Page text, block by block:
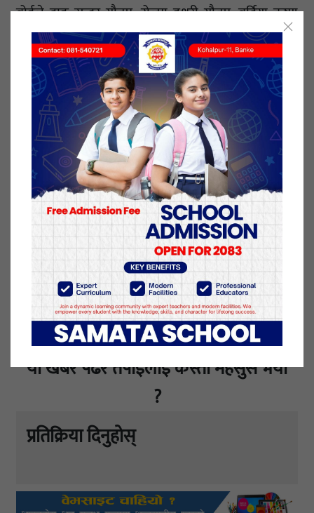
बोर्डले दाङ सुन्दर गौतम, रोल्पा इश्वरी गौतम, बर्दिया कृष्ण
भट्टराइ ,रुपन्देही गणेश बेल्वासे ,लुम्बिनी मिथुन श्रेष्ठ
,अर्घाखाची पदम ब खत्री ,रुकुम भरत पुन, गुल्मी नवराज
भूसाल ,नवलपरासी लक्ष्मी कार्की लाई आन्तरिक पर्यटन
पुनस्थापन समिति लुम्बिनी पदेश समितिमा छनोट गरिएको छ
आन्तरिक पर्यटन प्रवर्दन मा विशेष योगदान गर्ने १२ जना लाई
बोर्डले छनोट गरेको हो ।
३ पुष २०७७, शुक्रबार प्रकाशित
यो खबर पढेर तपाईलाई कस्तो महसुस भयो
?
प्रतिक्रिया दिनुहोस्